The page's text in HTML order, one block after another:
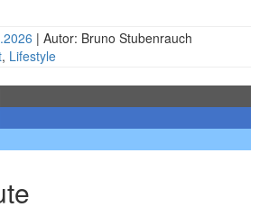
| Autor: Bruno Stubenrauch
, Lifestyle